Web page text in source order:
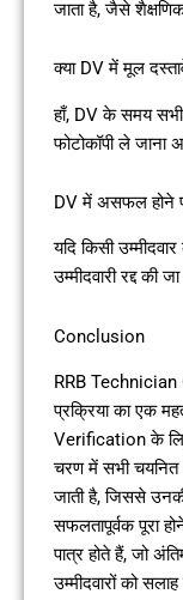
जाता है, जैसे
क्या DV में मूल
हाँ, DV के समय
फोटोकॉपी ले जाना
DV में असफल होने
यदि किसी
उम्मीदवारी रद्द की
Conclusion
RRB
प्रक्रिया का एक
Verification के
चरण में सभी चयनित
जाती है, जिससे
सफलतापूर्वक पूरा
पात्र होते हैं, जो
उम्मीदवारों को